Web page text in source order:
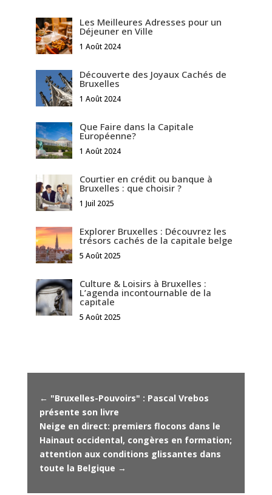
Les Meilleures Adresses pour un
Déjeuner en Ville
1 Août 2024
Découverte des Joyaux Cachés de
Bruxelles
1 Août 2024
Que Faire dans la Capitale
Européenne?
1 Août 2024
Courtier en crédit ou banque à
Bruxelles : que choisir ?
1 Juil 2025
Explorer Bruxelles : Découvrez les
trésors cachés de la capitale belge
5 Août 2025
Culture & Loisirs à Bruxelles :
L’agenda incontournable de la
capitale
5 Août 2025
← "Bruxelles-Pouvoirs" : Pascal Vrebos
présente son livre
Neige en direct: premiers flocons dans le
Hainaut occidental, congères en formation;
attention aux conditions glissantes dans
toute la Belgique →